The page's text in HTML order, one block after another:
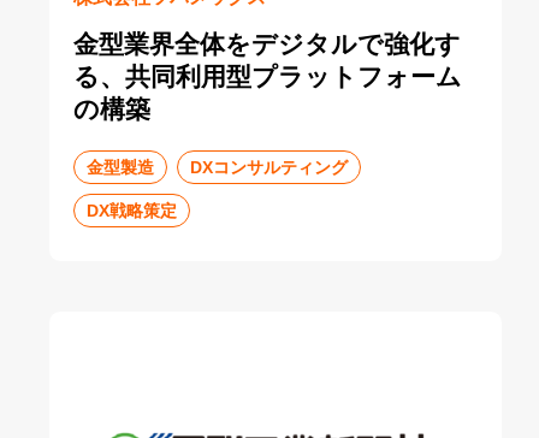
金型業界全体をデジタルで強化す
る、共同利用型プラットフォーム
の構築
金型製造 DXコンサルティング
DX戦略策定